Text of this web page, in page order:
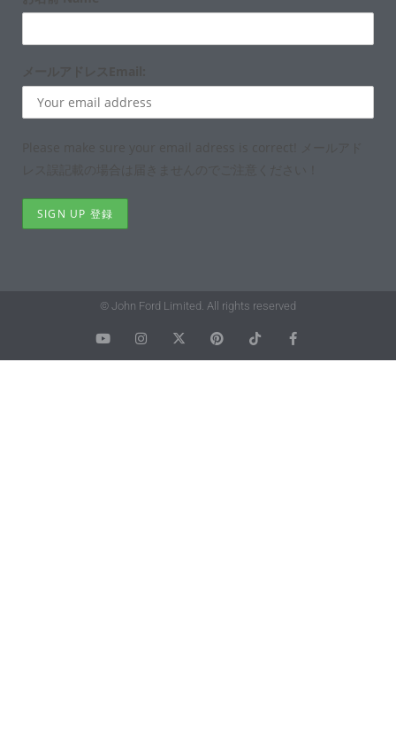
© John Ford Limited. All rights reserved